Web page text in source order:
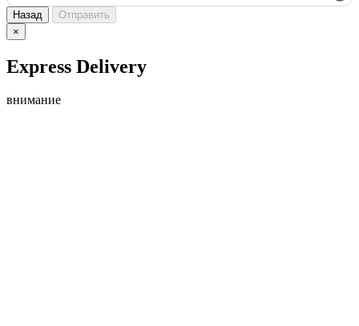
Назад
Отправить
×
Express Delivery
внимание